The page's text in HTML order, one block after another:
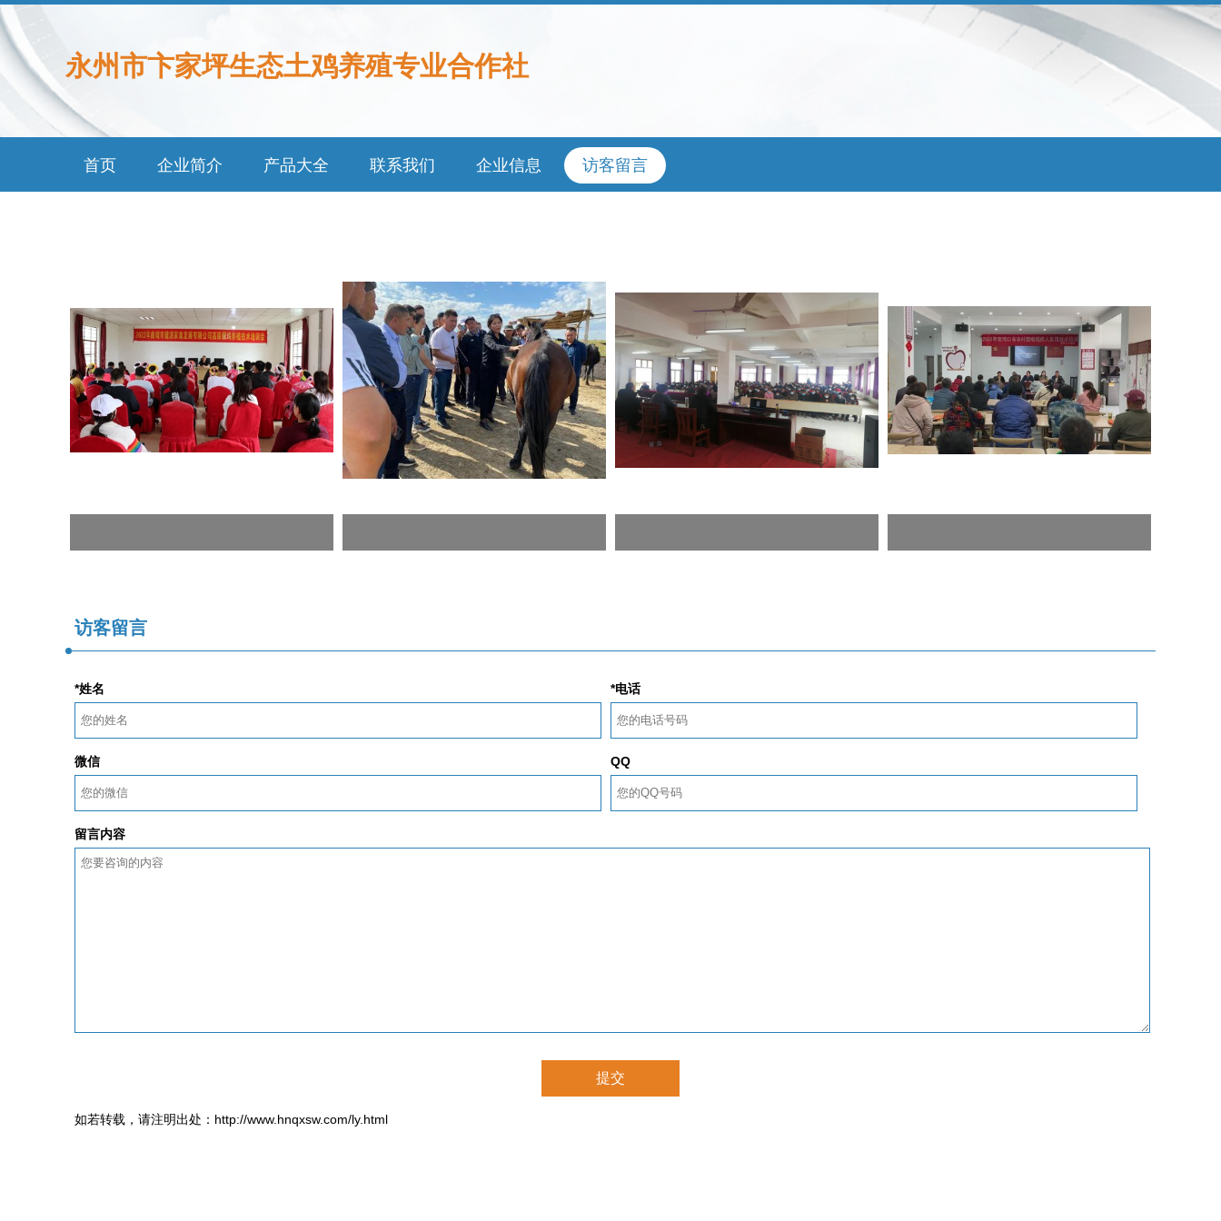
永州市卞家坪生态土鸡养殖专业合作社
首页 企业简介 产品大全 联系我们 企业信息 访客留言
访客留言
*姓名 *电话
微信 QQ
留言内容
如若转载，请注明出处：http://www.hnqxsw.com/ly.html